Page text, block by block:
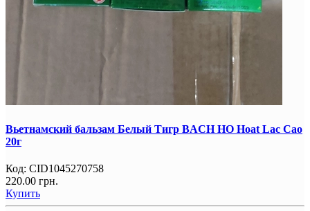
Вьетнамский бальзам Белый Тигр BACH HO Hoat Lac Cao
20г
Код: CID1045270758
220.00 грн.
Купить